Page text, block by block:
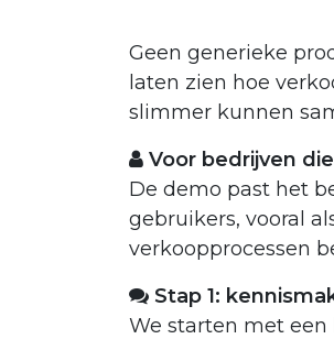
Geen generieke
laten zien hoe
slimmer kunnen
Voor bedrijven
De demo past het
gebruikers, vooral
verkoopprocessen
Stap 1:
We starten met